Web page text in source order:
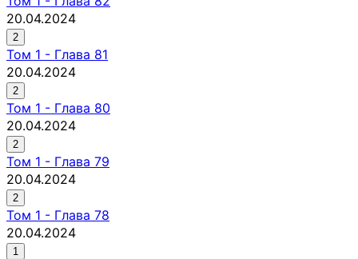
20.04.2024
2
Том 1 - Глава 81
20.04.2024
2
Том 1 - Глава 80
20.04.2024
2
Том 1 - Глава 79
20.04.2024
2
Том 1 - Глава 78
20.04.2024
1